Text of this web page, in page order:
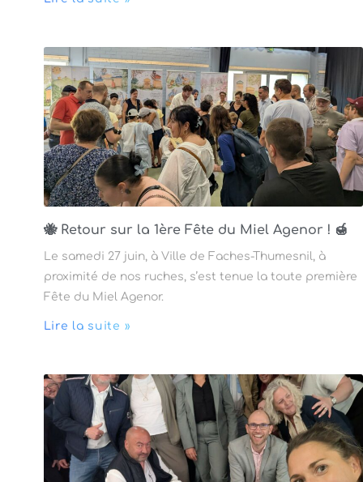
🐝 Retour sur la 1ère Fête du Miel Agenor ! 🍯
Le samedi 27 juin, à Ville de Faches-Thumesnil, à
proximité de nos ruches, s’est tenue la toute première
Fête du Miel Agenor.
Lire la suite »